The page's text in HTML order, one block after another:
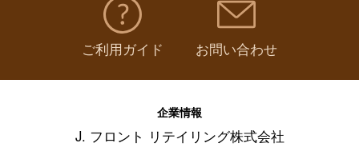
ご利用ガイド お問い合わせ
企業情報
J. フロント リテイリング株式会社